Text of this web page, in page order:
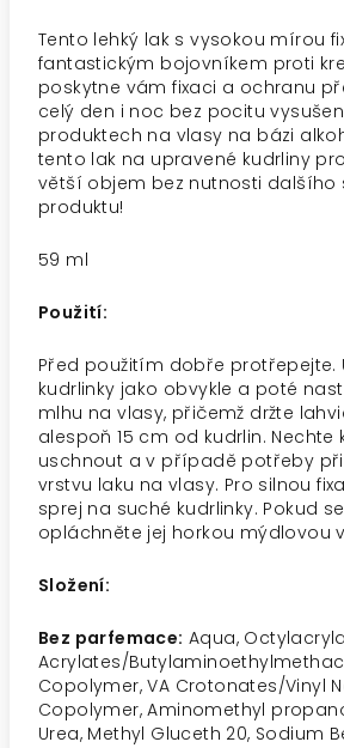
Tento lehký lak s vysokou mírou
fantastickým bojovníkem proti
poskytne vám fixaci a ochranu
celý den i noc bez pocitu
produktech na vlasy na bázi
tento lak na upravené kudrliny
větší objem bez nutnosti dalšího
produktu!
59 ml
Použití:
Před použitím dobře protřepejte.
kudrlinky jako obvykle a poté
mlhu na vlasy, přičemž držte
alespoň 15 cm od kudrlin. Nechte
uschnout a v případě potřeby
vrstvu laku na vlasy. Pro silnou
sprej na suché kudrlinky. Pokud
opláchněte jej horkou mýdlovou
Složení:
Bez parfemace: Aqua,
Acrylates/
Copolymer, VA Crotonates/Vinyl
Copolymer, Aminomethyl
Urea, Methyl Gluceth 20, Sodium